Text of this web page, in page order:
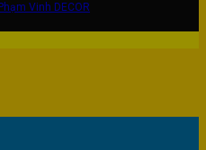
Vinh DECOR